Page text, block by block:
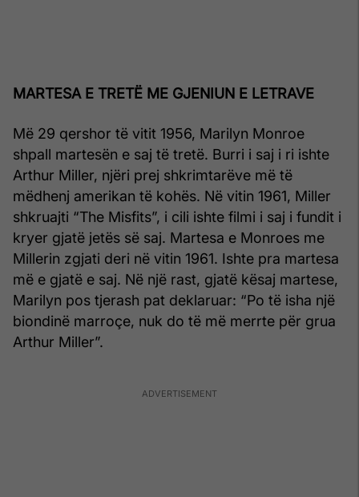
MARTESA E TRETË ME GJENIUN E LETRAVE
Më 29 qershor të vitit 1956, Marilyn Monroe
shpall martesën e saj të tretë. Burri i saj i ri ishte
Arthur Miller, njëri prej shkrimtarëve më të
mëdhenj amerikan të kohës. Në vitin 1961, Miller
shkruajti “The Misfits”, i cili ishte filmi i saj i fundit i
kryer gjatë jetës së saj. Martesa e Monroes me
Millerin zgjati deri në vitin 1961. Ishte pra martesa
më e gjatë e saj. Në një rast, gjatë kësaj martese,
Marilyn pos tjerash pat deklaruar: “Po të isha një
biondinë marroçe, nuk do të më merrte për grua
Arthur Miller”.